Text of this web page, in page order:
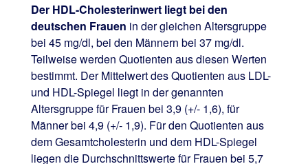
Der HDL-Cholesterinwert liegt bei den
deutschen Frauen in der gleichen Altersgruppe
bei 45 mg/dl, bei den Männern bei 37 mg/dl.
Teilweise werden Quotienten aus diesen Werten
bestimmt. Der Mittelwert des Quotienten aus LDL-
und HDL-Spiegel liegt in der genannten
Altersgruppe für Frauen bei 3,9 (+/- 1,6), für
Männer bei 4,9 (+/- 1,9). Für den Quotienten aus
dem Gesamtcholesterin und dem HDL-Spiegel
liegen die Durchschnittswerte für Frauen bei 5,7